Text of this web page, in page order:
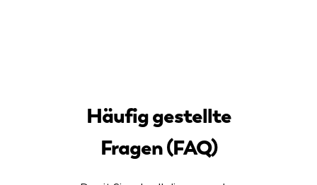
Häufig gestellte
Fragen (FAQ)